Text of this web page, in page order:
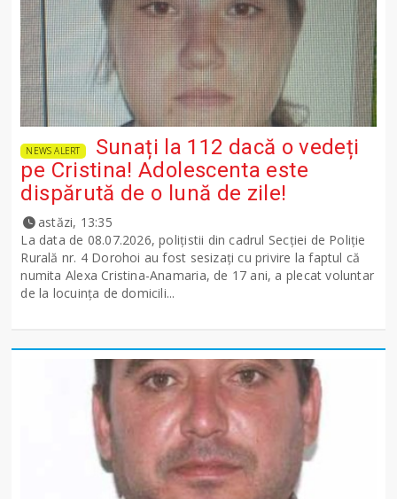
NEWS ALERT
Sunați la 112 dacă o vedeți
pe Cristina! Adolescenta este
dispărută de o lună de zile!
astăzi, 13:35
La data de 08.07.2026, polițistii din cadrul Secției de Poliție
Rurală nr. 4 Dorohoi au fost sesizați cu privire la faptul că
numita Alexa Cristina-Anamaria, de 17 ani, a plecat voluntar
de la locuința de domicili...